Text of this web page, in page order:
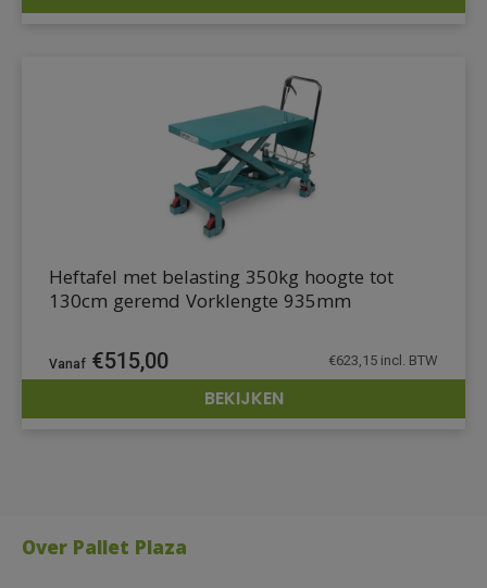
DETAILS
DETAILS
Heftafel met belasting 350kg hoogte tot
130cm geremd Vorklengte 935mm
€515,00 €623,15 incl. BTW
BEKIJKEN
Over Pallet Plaza